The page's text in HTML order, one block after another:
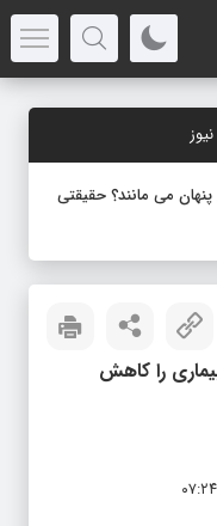
می مانند؟ حقیقتی
را کاهش